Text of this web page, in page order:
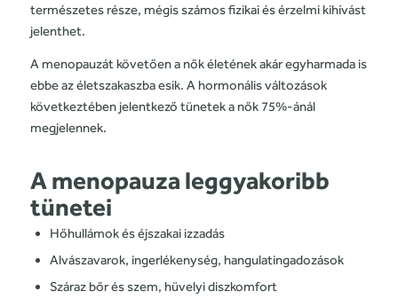
természetes része, mégis számos fizikai és érzelmi kihívást
jelenthet.
A menopauzát követően a nők életének akár egyharmada is
ebbe az életszakaszba esik. A hormonális változások
következtében jelentkező tünetek a nők 75%-ánál
megjelennek.
A menopauza leggyakoribb
tünetei
Hőhullámok és éjszakai izzadás
Alvászavarok, ingerlékenység, hangulatingadozások
Száraz bőr és szem, hüvelyi diszkomfort